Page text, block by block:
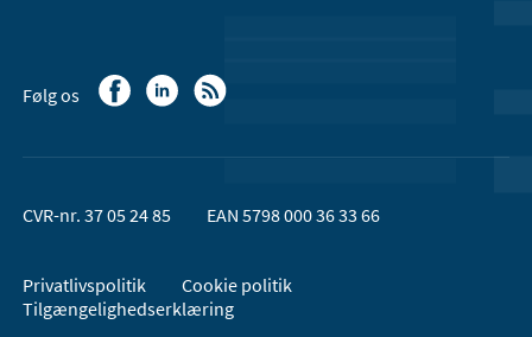
Følg os
CVR-nr. 37 05 24 85 EAN 5798 000 36 33 66
Privatlivspolitik
Cookie politik
Tilgængelighedserklæring